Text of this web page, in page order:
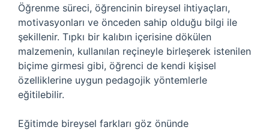
Öğrenme süreci, öğrencinin bireysel ihtiyaçları,
motivasyonları ve önceden sahip olduğu bilgi ile
şekillenir. Tıpkı bir kalıbın içerisine dökülen
malzemenin, kullanılan reçineyle birleşerek istenilen
biçime girmesi gibi, öğrenci de kendi kişisel
özelliklerine uygun pedagojik yöntemlerle
eğitilebilir.
Eğitimde bireysel farkları göz önünde